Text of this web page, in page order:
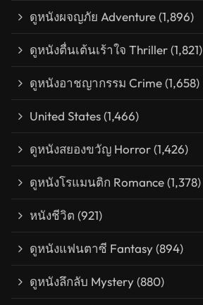
ดูหนังผจญภัย Adventure(1,896)
ดูหนังตื่นเต้นเร้าใจ Thriller(1,821)
ดูหนังอาชญากรรม Crime(1,658)
United States(1,466)
ดูหนังสยองขวัญ Horror(1,426)
ดูหนังโรแมนติก Romance(1,378)
หนังชีวิต (921)
ดูหนังแฟนตาซี Fantasy(894)
ดูหนังลึกลับ Mystery(880)